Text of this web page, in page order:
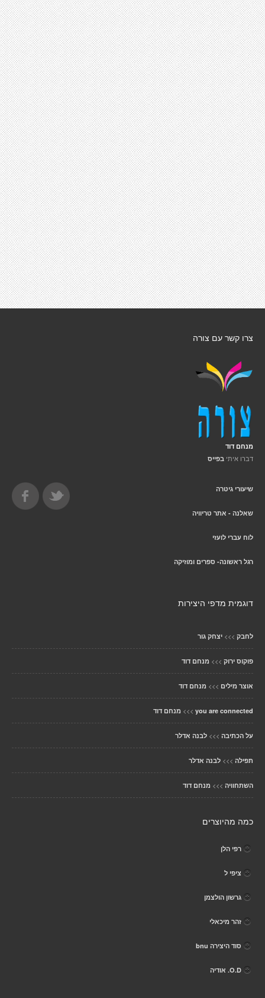
צרו קשר עם צורה
מנחם דוד
דברו איתי בפייס
שיעורי גיטרה
שאלנה - אתר טריוויה
לוח עברי לועזי
רגל ראשונה- ספרים ומוזיקה
דוגמית מדפי היצירות
לחבק >>> יצחק גור
פוקוס ירוק >>> מנחם דוד
אוצר מילים >>> מנחם דוד
you are connected
>>> מנחם דוד
על הכתיבה >>> לבנה אדלר
תפילה >>> לבנה אדלר
השתחוויה >>> מנחם דוד
כמה מהיוצרים
רפי הלן
ציפי ל
גרשון הולצמן
זהר מיכאלי
סוד היצירה bnu
O.D. אודיה